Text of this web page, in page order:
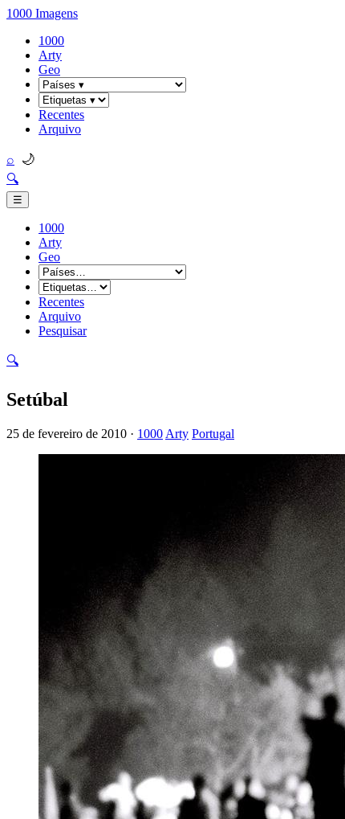
1000 Imagens
1000
Arty
Geo
Recentes
Arquivo
⌕ 🌙
🔍
☰
1000
Arty
Geo
Recentes
Arquivo
Pesquisar
🔍
Setúbal
25 de fevereiro de 2010 · 1000 Arty Portugal